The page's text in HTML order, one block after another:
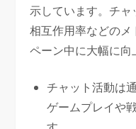
示しています。チャ
相互作用率などの
ペーン中に大幅に向
チャット活動は
ゲームプレイや